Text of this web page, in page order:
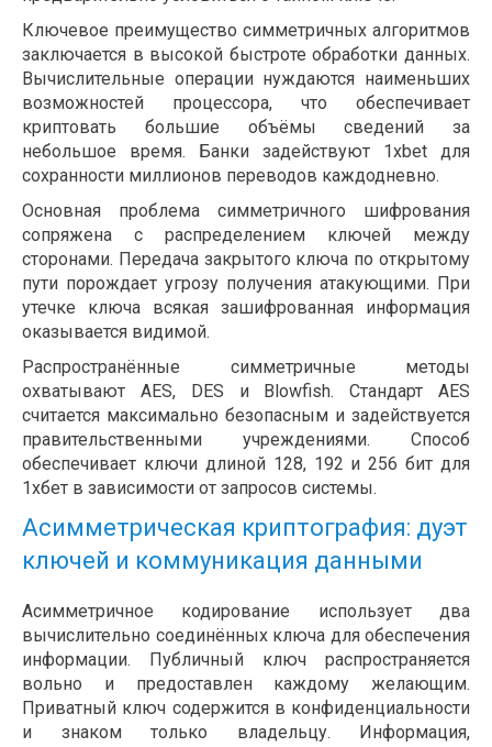
Ключевое преимущество симметричных алгоритмов
заключается в высокой быстроте обработки данных.
Вычислительные операции нуждаются наименьших
возможностей процессора, что обеспечивает
криптовать большие объёмы сведений за
небольшое время. Банки задействуют 1xbet для
сохранности миллионов переводов каждодневно.
Основная проблема симметричного шифрования
сопряжена с распределением ключей между
сторонами. Передача закрытого ключа по открытому
пути порождает угрозу получения атакующими. При
утечке ключа всякая зашифрованная информация
оказывается видимой.
Распространённые симметричные методы
охватывают AES, DES и Blowfish. Стандарт AES
считается максимально безопасным и задействуется
правительственными учреждениями. Способ
обеспечивает ключи длиной 128, 192 и 256 бит для
1хбет в зависимости от запросов системы.
Асимметрическая криптография: дуэт
ключей и коммуникация данными
Асимметричное кодирование использует два
вычислительно соединённых ключа для обеспечения
информации. Публичный ключ распространяется
вольно и предоставлен каждому желающим.
Приватный ключ содержится в конфиденциальности
и знаком только владельцу. Информация,